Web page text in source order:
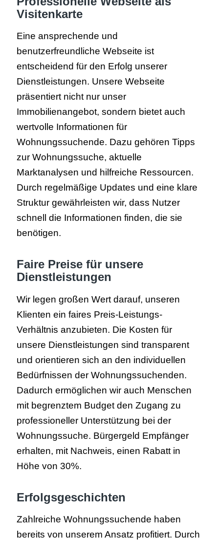
Visitenkarte
Eine ansprechende und
benutzerfreundliche Webseite ist
entscheidend für den Erfolg unserer
Dienstleistungen. Unsere Webseite
präsentiert nicht nur unser
Immobilienangebot, sondern bietet auch
wertvolle Informationen für
Wohnungssuchende. Dazu gehören Tipps
zur Wohnungssuche, aktuelle
Marktanalysen und hilfreiche Ressourcen.
Durch regelmäßige Updates und eine klare
Struktur gewährleisten wir, dass Nutzer
schnell die Informationen finden, die sie
benötigen.
Faire Preise für unsere
Dienstleistungen
Wir legen großen Wert darauf, unseren
Klienten ein faires Preis-Leistungs-
Verhältnis anzubieten. Die Kosten für
unsere Dienstleistungen sind transparent
und orientieren sich an den individuellen
Bedürfnissen der Wohnungssuchenden.
Dadurch ermöglichen wir auch Menschen
mit begrenztem Budget den Zugang zu
professioneller Unterstützung bei der
Wohnungssuche. Bürgergeld Empfänger
erhalten, mit Nachweis, einen Rabatt in
Höhe von 30%.
Erfolgsgeschichten
Zahlreiche Wohnungssuchende haben
bereits von unserem Ansatz profitiert. Durch